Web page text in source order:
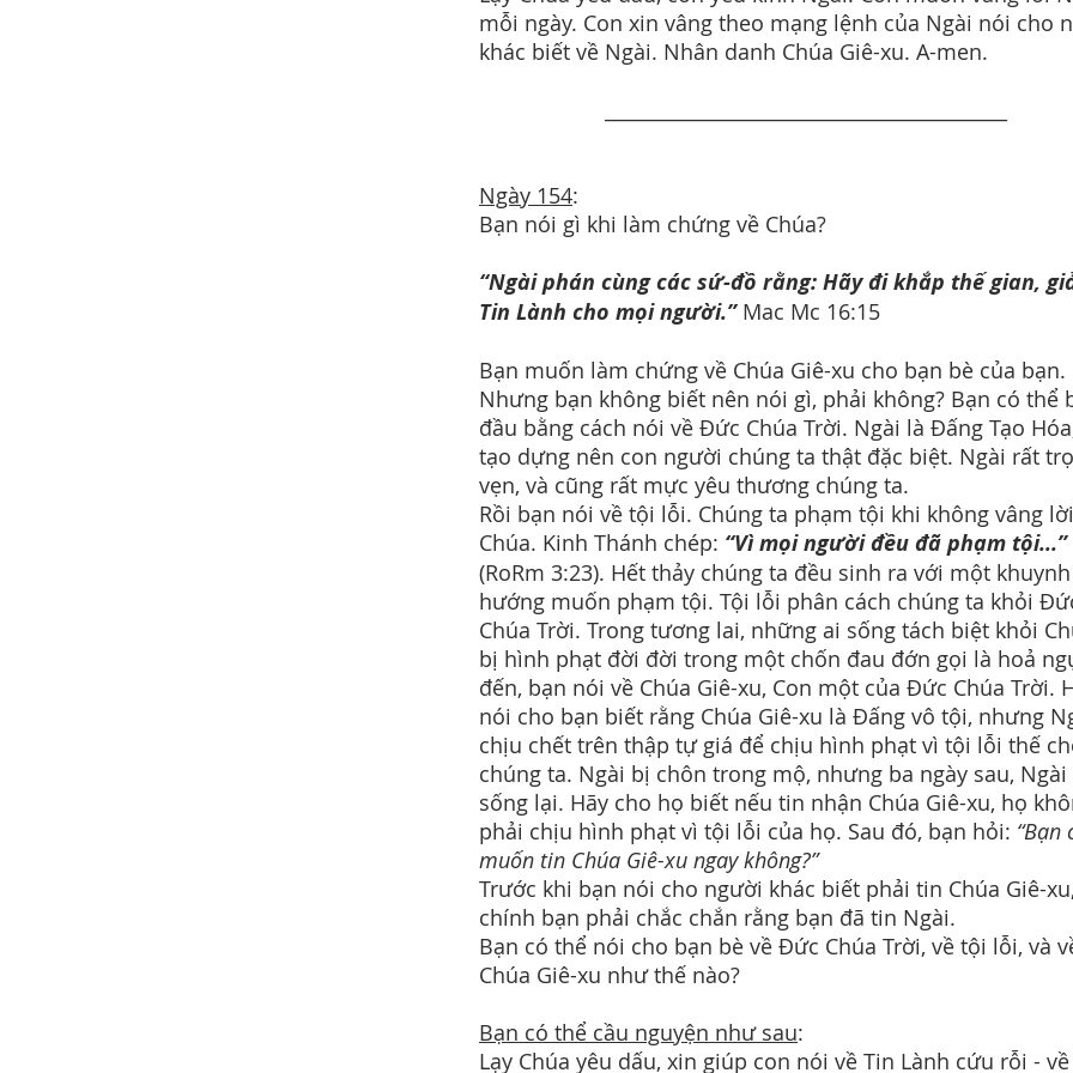
mỗi ngày. Con xin vâng theo mạng lệnh của Ngài nói cho
khác biết về Ngài. Nhân danh Chúa Giê-xu. A-men.
Ngày 154:
Bạn nói gì khi làm chứng về Chúa?
“Ngài phán cùng các sứ-đồ rằng: Hãy đi khắp thế gian,
Tin Lành cho mọi người.”Mac Mc 16:15
Bạn muốn làm chứng về Chúa Giê-xu cho bạn bè của bạn.
Nhưng bạn không biết nên nói gì, phải không? Bạn có thể
đầu bằng cách nói về Đức Chúa Trời. Ngài là Đấng Tạo
tạo dựng nên con người chúng ta thật đặc biệt. Ngài rất
vẹn, và cũng rất mực yêu thương chúng ta.
Rồi bạn nói về tội lỗi. Chúng ta phạm tội khi không vâng lời
Chúa. Kinh Thánh chép: “Vì mọi người đều đã phạm tội...”
(RoRm 3:23). Hết thảy chúng ta đều sinh ra với một khuynh
hướng muốn phạm tội. Tội lỗi phân cách chúng ta khỏi
Chúa Trời. Trong tương lai, những ai sống tách biệt khỏi
bị hình phạt đời đời trong một chốn đau đớn gọi là hoả
đến, bạn nói về Chúa Giê-xu, Con một của Đức Chúa Trời.
nói cho bạn biết rằng Chúa Giê-xu là Đấng vô tội, nhưng
chịu chết trên thập tự giá để chịu hình phạt vì tội lỗi thế
chúng ta. Ngài bị chôn trong mộ, nhưng ba ngày sau, Ngài
sống lại. Hãy cho họ biết nếu tin nhận Chúa Giê-xu, họ
phải chịu hình phạt vì tội lỗi của họ. Sau đó, bạn hỏi: “Bạn
muốn tin Chúa Giê-xu ngay không?”
Trước khi bạn nói cho người khác biết phải tin Chúa Giê-
chính bạn phải chắc chắn rằng bạn đã tin Ngài.
Bạn có thể nói cho bạn bè về Đức Chúa Trời, về tội lỗi, và
Chúa Giê-xu như thế nào?
Bạn có thể cầu nguyện như sau:
Lạy Chúa yêu dấu, xin giúp con nói về Tin Lành cứu rỗi -